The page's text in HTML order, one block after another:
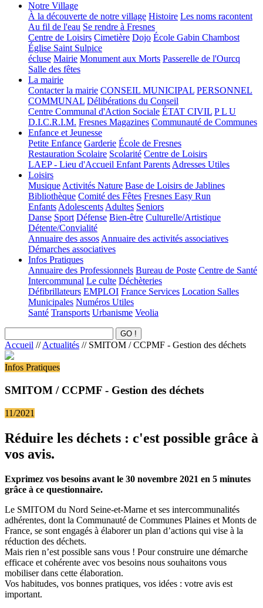
Notre Village
À la découverte de notre village Histoire Les noms racontent
Au fil de l'eau Se rendre à Fresnes
Centre de Loisirs Cimetière Dojo École Gabin Chambost
Église Saint Sulpice
écluse Mairie Monument aux Morts Passerelle de l'Ourcq
Salle des fêtes
La mairie
Contacter la mairie CONSEIL MUNICIPAL PERSONNEL
COMMUNAL Délibérations du Conseil
Centre Communal d'Action Sociale ÉTAT CIVIL P L U
D.I.C.R.I.M. Fresnes Magazines Communauté de Communes
Enfance et Jeunesse
Petite Enfance Garderie École de Fresnes
Restauration Scolaire Scolarité Centre de Loisirs
LAEP - Lieu d'Accueil Enfant ParentsAdresses Utiles
Loisirs
MusiqueActivités Nature Base de Loisirs de Jablines
Bibliothèque Comité des Fêtes Fresnes Easy Run
EnfantsAdolescentsAdultes Seniors
Danse Sport Défense Bien-être Culturelle/Artistique
Détente/Convialité
Annuaire des assosAnnuaire des activités associatives
Démarches associatives
Infos Pratiques
Annuaire des Professionnels Bureau de Poste Centre de Santé
Intercommunal Le culte Déchèteries
Défibrillateurs EMPLOI France Services Location Salles
Municipales Numéros Utiles
Santé Transports Urbanisme Veolia
Accueil //Actualités // SMITOM / CCPMF - Gestion des déchets
Infos Pratiques
SMITOM / CCPMF - Gestion des déchets
11/2021
Réduire les déchets : c'est possible grâce à
vos avis.
Exprimez vos besoins avant le 30 novembre 2021 en 5 minutes
grâce à ce questionnaire.
Le SMITOM du Nord Seine-et-Marne et ses intercommunalités
adhérentes, dont la Communauté de Communes Plaines et Monts de
France, se sont engagés à élaborer un plan d’actions qui vise à la
réduction des déchets.
Mais rien n’est possible sans vous ! Pour construire une démarche
efficace et cohérente avec vos besoins nous souhaitons vous
mobiliser dans cette élaboration.
Vos habitudes, vos bonnes pratiques, vos idées : votre avis est
important.